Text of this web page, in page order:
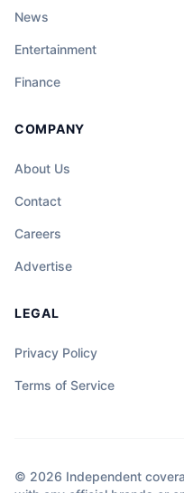
News
Entertainment
Finance
COMPANY
About Us
Contact
Careers
Advertise
LEGAL
Privacy Policy
Terms of Service
© 2026 Independent